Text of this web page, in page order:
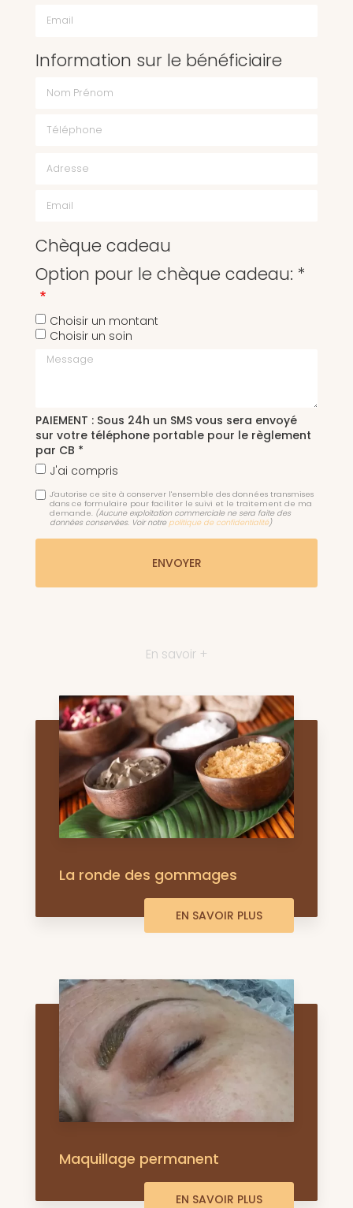
Information sur le bénéficiaire
Chèque cadeau
Option pour le chèque cadeau: *
Choisir un montant
Choisir un soin
Message
PAIEMENT : Sous 24h un SMS vous sera envoyé
sur votre téléphone portable pour le règlement
par CB *
J'ai compris
J'autorise ce site à conserver l'ensemble des données transmises
dans ce formulaire pour faciliter le suivi et le traitement de ma
demande. (Aucune exploitation commerciale ne sera faite des
données conservées. Voir notre politique de confidentialité)
En savoir +
La ronde des gommages
EN SAVOIR PLUS
Maquillage permanent
EN SAVOIR PLUS